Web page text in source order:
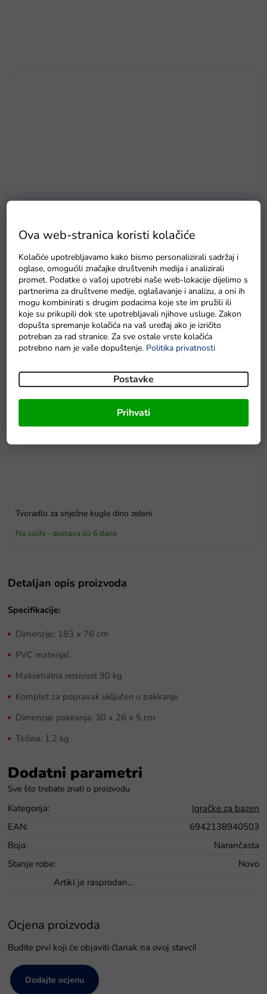
Ova web-stranica koristi kolačiće
Kolačiće upotrebljavamo kako bismo personalizirali sadržaj i
oglase, omogućili značajke društvenih medija i analizirali
promet. Podatke o vašoj upotrebi naše web-lokacije dijelimo s
partnerima za društvene medije, oglašavanje i analizu, a oni ih
mogu kombinirati s drugim podacima koje ste im pružili ili
koje su prikupili dok ste upotrebljavali njihove usluge. Zakon
dopušta spremanje kolačića na vaš uređaj ako je izričito
potreban za rad stranice. Za sve ostale vrste kolačića
potrebno nam je vaše dopuštenje. Politika privatnosti
Postavke
Prihvati
E5
Drvene puzzle s brojevima magnetna šipka i ribice
Na zalihama
Tvoradlo za snježne kugle dino zeleni
Na zalihi - dostava do 6 dana
Detaljan opis proizvoda
Specifikacije:
Dimenzije: 183 x 76 cm
PVC materijal
Maksimalna nosivost 90 kg
Komplet za popravak uključen u pakiranje
Dimenzije pakiranja: 30 x 26 x 5 cm
Težina: 1,2 kg
Dodatni parametri
Kategorija:
Igračke za bazen
EAN:
6942138940503
Boja:
Narančasta
Stanje robe:
Novo
Artikl je rasprodan…
Ocjena proizvoda
Budite prvi koji će objaviti članak na ovoj stavci!
Dodajte ocjenu